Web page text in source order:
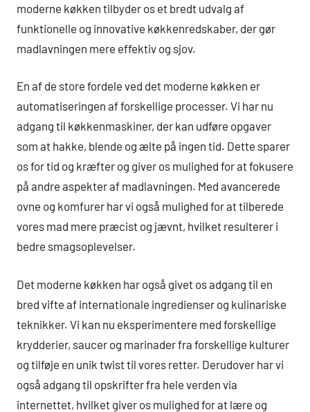
moderne køkken tilbyder os et bredt udvalg af
funktionelle og innovative køkkenredskaber, der gør
madlavningen mere effektiv og sjov.
En af de store fordele ved det moderne køkken er
automatiseringen af forskellige processer. Vi har nu
adgang til køkkenmaskiner, der kan udføre opgaver
som at hakke, blende og ælte på ingen tid. Dette sparer
os for tid og kræfter og giver os mulighed for at fokusere
på andre aspekter af madlavningen. Med avancerede
ovne og komfurer har vi også mulighed for at tilberede
vores mad mere præcist og jævnt, hvilket resulterer i
bedre smagsoplevelser.
Det moderne køkken har også givet os adgang til en
bred vifte af internationale ingredienser og kulinariske
teknikker. Vi kan nu eksperimentere med forskellige
krydderier, saucer og marinader fra forskellige kulturer
og tilføje en unik twist til vores retter. Derudover har vi
også adgang til opskrifter fra hele verden via
internettet, hvilket giver os mulighed for at lære og